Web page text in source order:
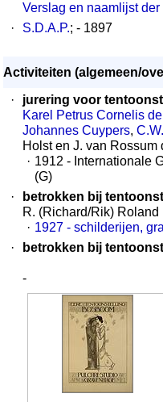
Verslag en naamlijst
·
S.D.A.P.; - 1897
Activiteiten (algemeen/
·
jurering voor
Karel Petrus Cornelis
Johannes Cuypers,
Holst en J. van Rossum
· 1912 - Internationale
(G)
·
betrokken bij
R. (Richard/Rik) Roland
· 1927 - schilderijen,
·
betrokken bij
-